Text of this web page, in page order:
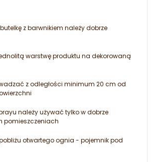
z barwnikiem należy dobrze
warstwę produktu na dekorowaną
z odległości minimum 20 cm od
należy używać tylko w dobrze
pomieszczeniach
otwartego ognia - pojemnik pod